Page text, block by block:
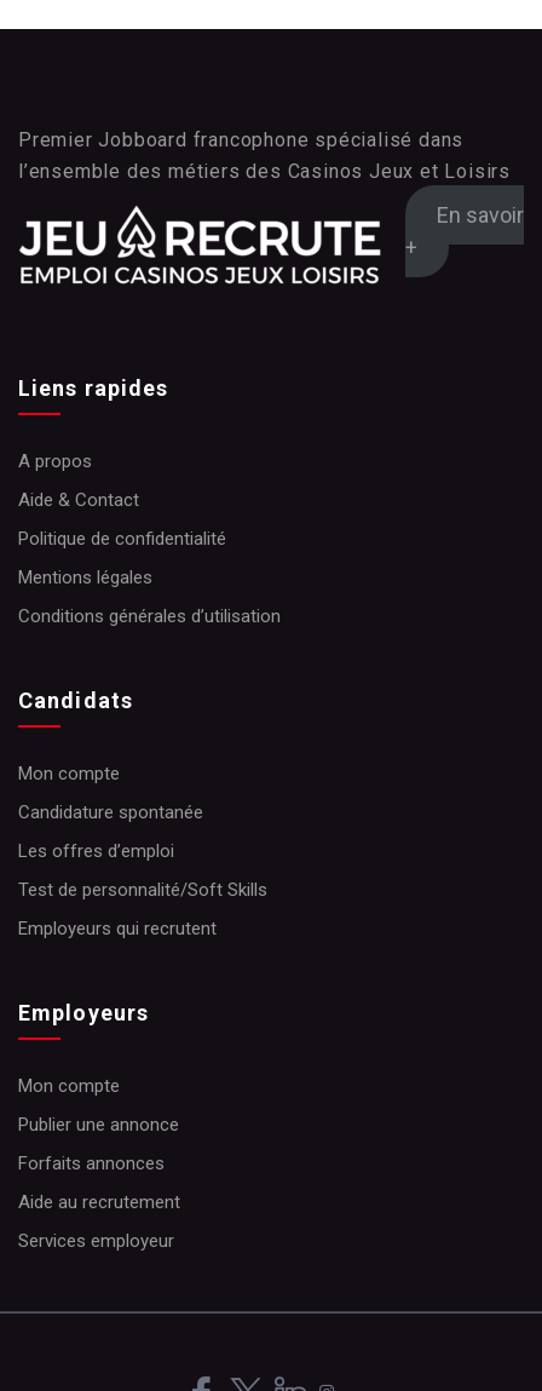
Premier Jobboard francophone spécialisé dans
l’ensemble des métiers des Casinos Jeux et Loisirs
En savoir
+
Liens rapides
A propos
Aide & Contact
Politique de confidentialité
Mentions légales
Conditions générales d’utilisation
Candidats
Mon compte
Candidature spontanée
Les offres d’emploi
Test de personnalité/Soft Skills
Employeurs qui recrutent
Employeurs
Mon compte
Publier une annonce
Forfaits annonces
Aide au recrutement
Services employeur